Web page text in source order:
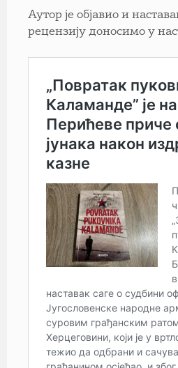
Аутор је објавио и
рецензију доносимо у